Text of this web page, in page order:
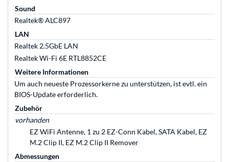
Sound
Realtek® ALC897
LAN
Realtek 2.5GbE LAN
Realtek Wi-Fi 6E RTL8852CE
Weitere Informationen
Um auch neueste Prozessorkerne zu unterstützen, ist evtl. ein
BIOS-Update erforderlich.
Zubehör
vorhanden
EZ WiFi Antenne, 1 zu 2 EZ-Conn Kabel, SATA Kabel, EZ
M.2 Clip II, EZ M.2 Clip II Remover
Abmessungen